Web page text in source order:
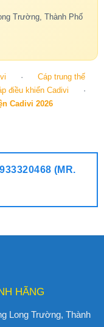
Trường, Thành Phố
·
Cáp trung thế
điều khiển Cadivi
·
Cadivi 2026
(MR.
HÃNG
Long Trường, Thành